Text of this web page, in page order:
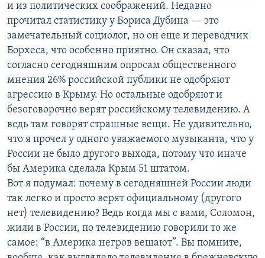
и из политических соображений. Недавно
прочитал статистику у Бориса Дубина — это
замечательный социолог, но он еще и переводчик
Борхеса, что особенно приятно. Он сказал, что
согласно сегодняшним опросам общественного
мнения 26% российской публики не одобряют
агрессию в Крыму. Но остальные одобряют и
безоговорочно верят российскому телевидению. А
ведь там говорят страшные вещи. Не удивительно,
что я прочел у одного уважаемого музыканта, что у
России не было другого выхода, потому что иначе
бы Америка сделала Крым 51 штатом.
Вот я подумал: почему в сегодняшней России люди
так легко и просто верят официальному (другого
нет) телевидению? Ведь когда мы с вами, Соломон,
жили в России, по телевидению говорили то же
самое: “в Америка негров вешают”. Вы помните,